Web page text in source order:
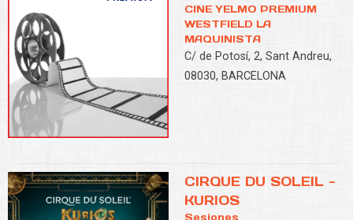
CINE YELMO PREMIUM
WESTFIELD LA
MAQUINISTA
C/ de Potosí, 2, Sant Andreu,
08030, BARCELONA
CIRQUE DU SOLEIL -
KURIOS
Sesiones